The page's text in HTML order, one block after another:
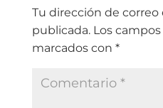
Tu dirección de correo
publicada. Los
marcados con *